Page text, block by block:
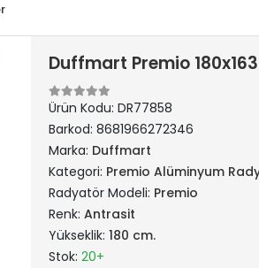
Duffmart Premio
Ürün Kodu: DR77858
Barkod: 8681966272346
Marka: Duffmart
Kategori: Premio Alüminyum
Radyatör Modeli: Premio
Renk: Antrasit
Yükseklik: 180 cm.
Stok: 20+